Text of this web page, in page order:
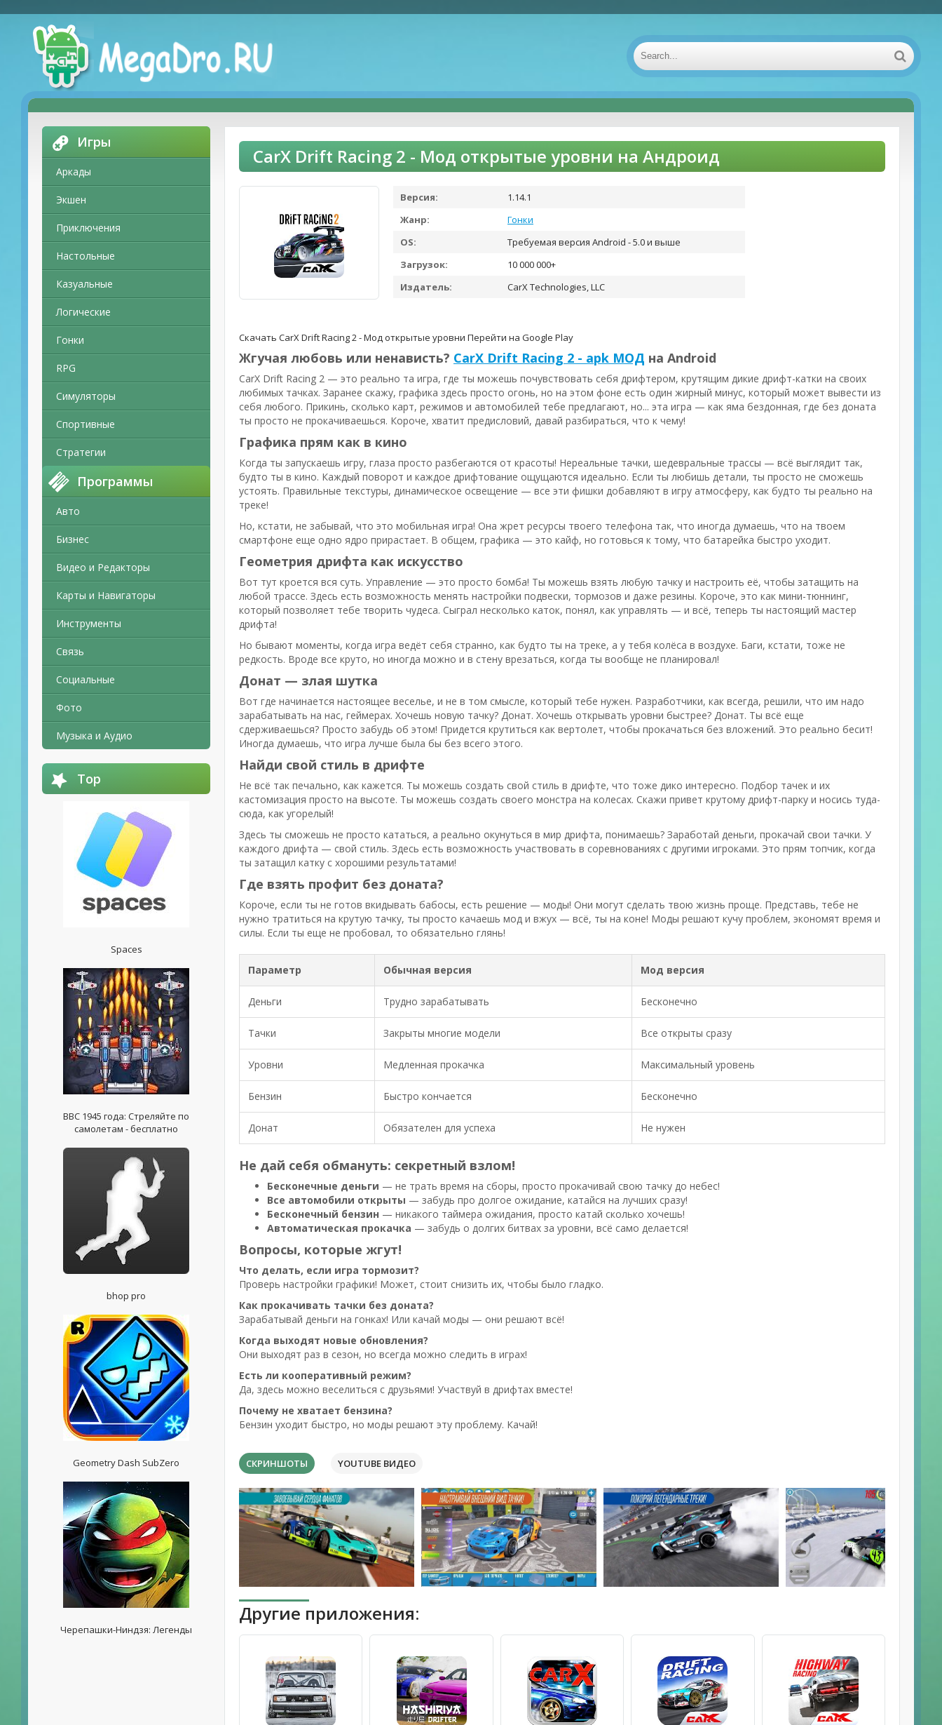
Игры
Аркады
Экшен
Приключения
Настольные
Казуальные
Логические
Гонки
RPG
Симуляторы
Спортивные
Стратегии
Программы
Авто
Бизнес
Видео и Редакторы
Карты и Навигаторы
Инструменты
Связь
Социальные
Фото
Музыка и Аудио
Top
Spaces
ВВС 1945 года: Стреляйте по
самолетам - бесплатно
bhop pro
Geometry Dash SubZero
Черепашки-Ниндзя: Легенды
CarX Drift Racing 2 - Мод открытые уровни на Андроид
Версия:
1.14.1
Жанр:
Гонки
OS:
Требуемая версия Android - 5.0 и выше
Загрузок:
10 000 000+
Издатель:
CarX Technologies, LLC
Скачать CarX Drift Racing 2 - Мод открытые уровни Перейти на Google Play
Жгучая любовь или ненависть? CarX Drift Racing 2 - apk МОД на Android
CarX Drift Racing 2 — это реально та игра, где ты можешь почувствовать себя дрифтером, крутящим дикие дрифт-катки на своих
любимых тачках. Заранее скажу, графика здесь просто огонь, но на этом фоне есть один жирный минус, который может вывести из
себя любого. Прикинь, сколько карт, режимов и автомобилей тебе предлагают, но... эта игра — как яма бездонная, где без доната
ты просто не прокачиваешься. Короче, хватит предисловий, давай разбираться, что к чему!
Графика прям как в кино
Когда ты запускаешь игру, глаза просто разбегаются от красоты! Нереальные тачки, шедевральные трассы — всё выглядит так,
будто ты в кино. Каждый поворот и каждое дрифтование ощущаются идеально. Если ты любишь детали, ты просто не сможешь
устоять. Правильные текстуры, динамическое освещение — все эти фишки добавляют в игру атмосферу, как будто ты реально на
треке!
Но, кстати, не забывай, что это мобильная игра! Она жрет ресурсы твоего телефона так, что иногда думаешь, что на твоем
смартфоне еще одно ядро прирастает. В общем, графика — это кайф, но готовься к тому, что батарейка быстро уходит.
Геометрия дрифта как искусство
Вот тут кроется вся суть. Управление — это просто бомба! Ты можешь взять любую тачку и настроить её, чтобы затащить на
любой трассе. Здесь есть возможность менять настройки подвески, тормозов и даже резины. Короче, это как мини-тюннинг,
который позволяет тебе творить чудеса. Сыграл несколько каток, понял, как управлять — и всё, теперь ты настоящий мастер
дрифта!
Но бывают моменты, когда игра ведёт себя странно, как будто ты на треке, а у тебя колёса в воздухе. Баги, кстати, тоже не
редкость. Вроде все круто, но иногда можно и в стену врезаться, когда ты вообще не планировал!
Донат — злая шутка
Вот где начинается настоящее веселье, и не в том смысле, который тебе нужен. Разработчики, как всегда, решили, что им надо
зарабатывать на нас, геймерах. Хочешь новую тачку? Донат. Хочешь открывать уровни быстрее? Донат. Ты всё еще
сдерживаешься? Просто забудь об этом! Придется крутиться как вертолет, чтобы прокачаться без вложений. Это реально бесит!
Иногда думаешь, что игра лучше была бы без всего этого.
Найди свой стиль в дрифте
Не всё так печально, как кажется. Ты можешь создать свой стиль в дрифте, что тоже дико интересно. Подбор тачек и их
кастомизация просто на высоте. Ты можешь создать своего монстра на колесах. Скажи привет крутому дрифт-парку и носись туда-
сюда, как угорелый!
Здесь ты сможешь не просто кататься, а реально окунуться в мир дрифта, понимаешь? Заработай деньги, прокачай свои тачки. У
каждого дрифта — свой стиль. Здесь есть возможность участвовать в соревнованиях с другими игроками. Это прям топчик, когда
ты затащил катку с хорошими результатами!
Где взять профит без доната?
Короче, если ты не готов вкидывать бабосы, есть решение — моды! Они могут сделать твою жизнь проще. Представь, тебе не
нужно тратиться на крутую тачку, ты просто качаешь мод и вжух — всё, ты на коне! Моды решают кучу проблем, экономят время и
силы. Если ты еще не пробовал, то обязательно глянь!
Параметр Обычная версия Мод версия
Деньги Трудно зарабатывать Бесконечно
Тачки Закрыты многие модели Все открыты сразу
Уровни Медленная прокачка Максимальный уровень
Бензин Быстро кончается Бесконечно
Донат Обязателен для успеха Не нужен
Не дай себя обмануть: секретный взлом!
Бесконечные деньги — не трать время на сборы, просто прокачивай свою тачку до небес!
Все автомобили открыты — забудь про долгое ожидание, катайся на лучших сразу!
Бесконечный бензин — никакого таймера ожидания, просто катай сколько хочешь!
Автоматическая прокачка — забудь о долгих битвах за уровни, всё само делается!
Вопросы, которые жгут!
Что делать, если игра тормозит?
Проверь настройки графики! Может, стоит снизить их, чтобы было гладко.
Как прокачивать тачки без доната?
Зарабатывай деньги на гонках! Или качай моды — они решают всё!
Когда выходят новые обновления?
Они выходят раз в сезон, но всегда можно следить в играх!
Есть ли кооперативный режим?
Да, здесь можно веселиться с друзьями! Участвуй в дрифтах вместе!
Почему не хватает бензина?
Бензин уходит быстро, но моды решают эту проблему. Качай!
СКРИНШОТЫ YOUTUBE ВИДЕО
Другие приложения: